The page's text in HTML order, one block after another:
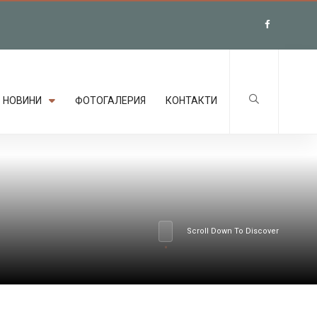
НОВИНИ ФОТОГАЛЕРИЯ КОНТАКТИ
Scroll Down To Discover